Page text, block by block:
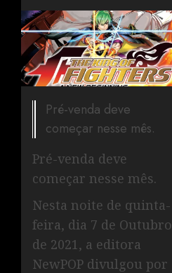
Pré-venda deve
começar nesse mês.
Pré-venda deve
começar nesse mês.
Nesta noite de quinta-
feira, dia 7 de Outubro
de 2021, a editora
NewPOP divulgou por